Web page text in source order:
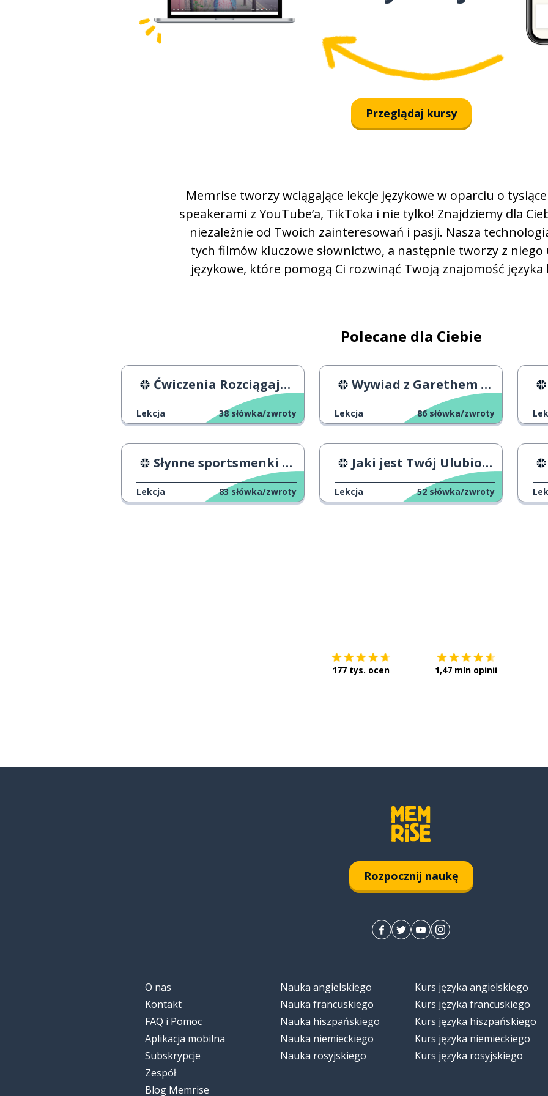
suave
el problema
cómodo
el coche
diferente
la confianza
sumar
más
el cambio
Przeglądaj kursy
Memrise tworzy wciągające lekcje językowe w oparciu o
speakerami z YouTube’a, TikToka i nie tylko! Znajdziemy dla
niezależnie od Twoich zainteresowań i pasji. Nasza
tych filmów kluczowe słownictwo, a następnie tworzy z niego
językowe, które pomogą Ci rozwinąć Twoją znajomość języka
Polecane dla Ciebie
Ćwiczenia Rozciągające
Lekcja 38 słówka/zwroty
Wywiad z Garethem Bale'em
Lekcja 86 słówka/zwroty
Słynne sportsmenki w historii
Lekcja 83 słówka/zwroty
Jaki jest Twój Ulubiony Sport?
Lekcja 52 słówka/zwroty
177 tys. ocen 1,47 mln opinii
Rozpocznij naukę
O nas
Kontakt
FAQ i Pomoc
Aplikacja mobilna
Subskrypcje
Zespół
Blog Memrise
Nauka angielskiego
Nauka francuskiego
Nauka hiszpańskiego
Nauka niemieckiego
Nauka rosyjskiego
Kurs języka angielskiego
Kurs języka francuskiego
Kurs języka hiszpańskiego
Kurs języka niemieckiego
Kurs języka rosyjskiego